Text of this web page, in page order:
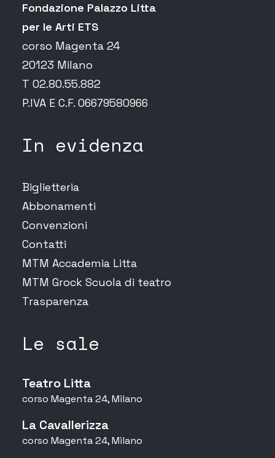
Fondazione Palazzo Litta
per le Arti ETS
corso Magenta 24
20123 Milano
T 02.80.55.882
P.IVA E C.F. 06679580966
In evidenza
Biglietteria
Abbonamenti
Convenzioni
Contatti
MTM Accademia Litta
MTM Grock Scuola di teatro
Trasparenza
Le sale
Teatro Litta
corso Magenta 24, Milano
La Cavallerizza
corso Magenta 24, Milano